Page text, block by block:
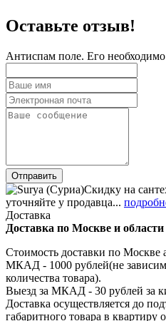
Оставьте отзыв!
Антиспам поле. Его необходимо
Скидку на
уточняйте у продавца...
Доставка
Доставка по Москве и области
Стоимость доставки по Москве
МКАД - 1000 рублей(не
количества товара).
Выезд за МКАД - 30 рублей за
Доставка осуществляется до
габаритного товара в квартиру